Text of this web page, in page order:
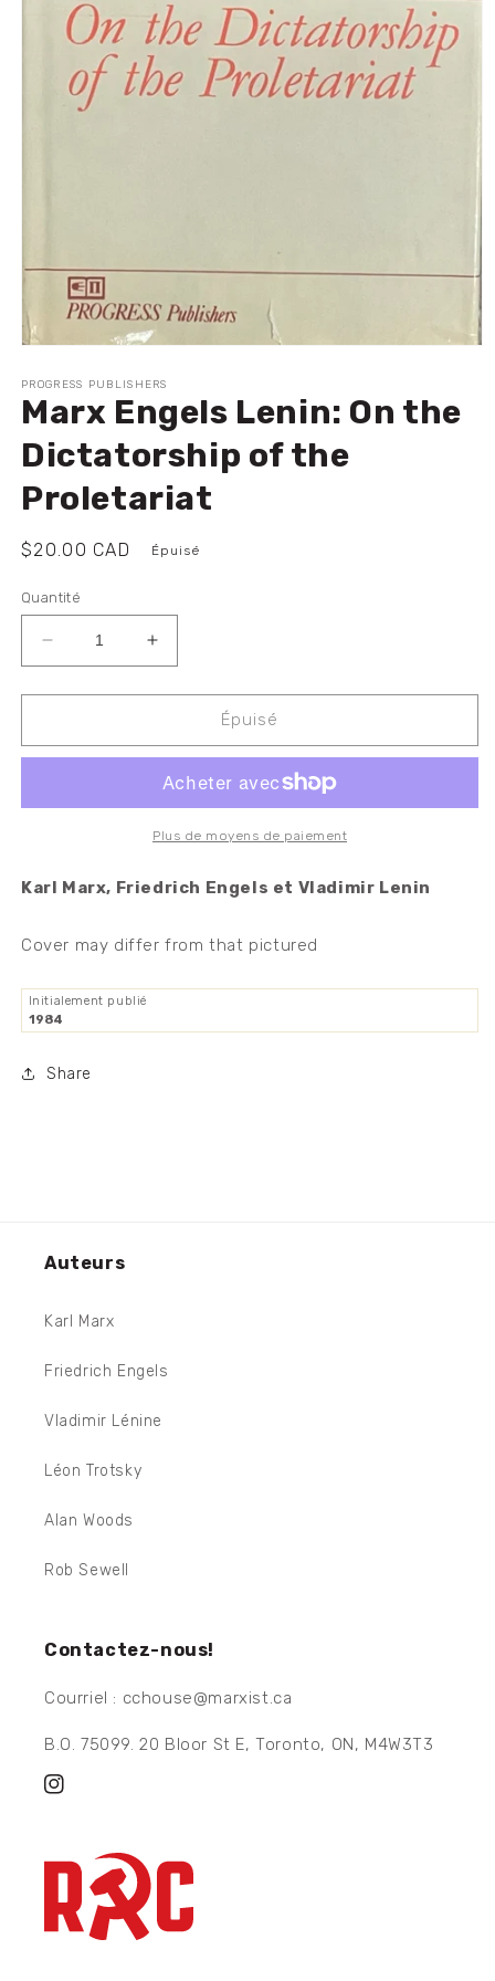
média
1
dans
fenêtre
modale
PROGRESS PUBLISHERS
Marx Engels Lenin: On the
Dictatorship of the
Proletariat
Prix
$20.00 CAD Épuisé
Quantité
Réduire
la
quantité
Marx
On
of
Augmenter
la
quantité
Marx
Lenin:
On
the
of
Épuisé
Plus de moyens de paiement
Karl Marx, Friedrich Engels et Vladimir Lenin
Cover may differ from that pictured
Initialement publié
1984
Share
Auteurs
Karl Marx
Friedrich Engels
Vladimir Lénine
Léon Trotsky
Alan Woods
Rob Sewell
Contactez-nous!
Courriel : cchouse@marxist.ca
B.O. 75099. 20 Bloor St E, Toronto, ON, M4W3T3
Instagram